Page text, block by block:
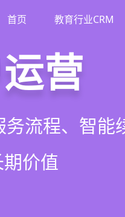
首页 教育行业CRM
、转化、教学
长引擎
、试听转化
营
流程、智能
价值
变
城、丰富裂变